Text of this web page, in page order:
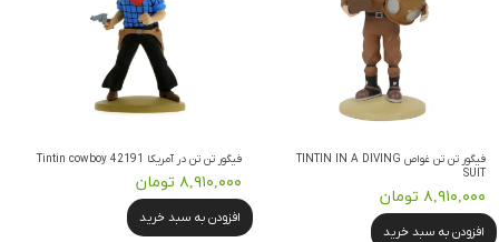
فیگور تن تن غواص TINTIN IN A DIVING
SUIT
۸,۹۱۰,۰۰۰ تومان
افزودن به سبد خرید
فیگور تن تن در آمریکا Tintin cowboy 42191
۸,۹۱۰,۰۰۰ تومان
افزودن به سبد خرید